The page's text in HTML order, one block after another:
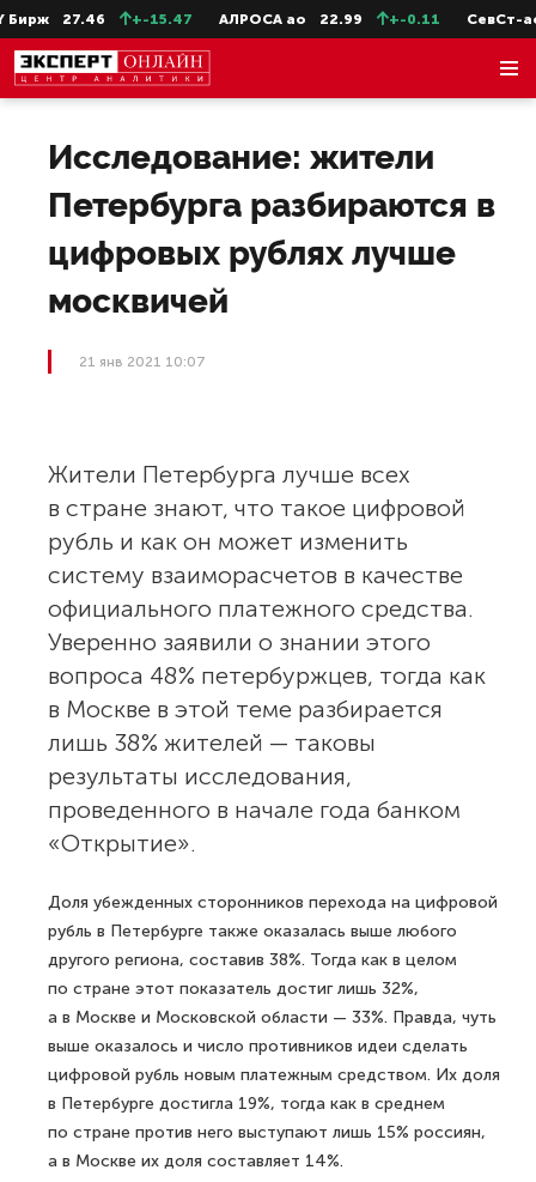
27.46 +-15.47 АЛРОСА ао 22.99 +-0.11 СевСт-ао
Исследование: жители
Петербурга разбираются в
цифровых рублях лучше
москвичей
21 янв 2021 10:07
Жители Петербурга лучше всех
в стране знают, что такое цифровой
рубль и как он может изменить
систему взаиморасчетов в качестве
официального платежного средства.
Уверенно заявили о знании этого
вопроса 48% петербуржцев, тогда как
в Москве в этой теме разбирается
лишь 38% жителей — таковы
результаты исследования,
проведенного в начале года банком
«Открытие».
Доля убежденных сторонников перехода на цифровой
рубль в Петербурге также оказалась выше любого
другого региона, составив 38%. Тогда как в целом
по стране этот показатель достиг лишь 32%,
а в Москве и Московской области — 33%. Правда, чуть
выше оказалось и число противников идеи сделать
цифровой рубль новым платежным средством. Их доля
в Петербурге достигла 19%, тогда как в среднем
по стране против него выступают лишь 15% россиян,
а в Москве их доля составляет 14%.